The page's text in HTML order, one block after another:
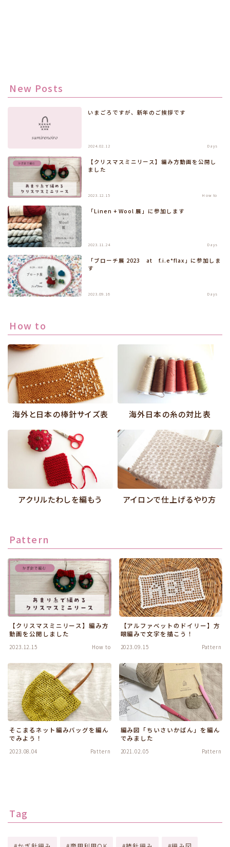
New Posts
いまごろですが、新年のご挨拶です
2024.02.12 Days
【クリスマスミニリース】編み方動画を公開し
ました
2023.12.15 How to
「Linen + Wool 展」に参加します
2023.11.24 Days
「ブローチ展 2023 at f.i.e*flax」に参加しま
す
2023.09.16 Days
How to
海外と日本の棒針サイズ表 海外日本の糸の対比表
アクリルたわしを編もう アイロンで仕上げるやり方
Pattern
【クリスマスミニリース】編み方
動画を公開しました
2023.12.15 How to
【アルファベットのドイリー】方
眼編みで文字を描こう！
2023.09.15 Pattern
そこまるネット編みバッグを編ん
でみよう！
2023.08.04 Pattern
編み図「ちいさいかばん」を編ん
でみました
2021.02.05 Pattern
Tag